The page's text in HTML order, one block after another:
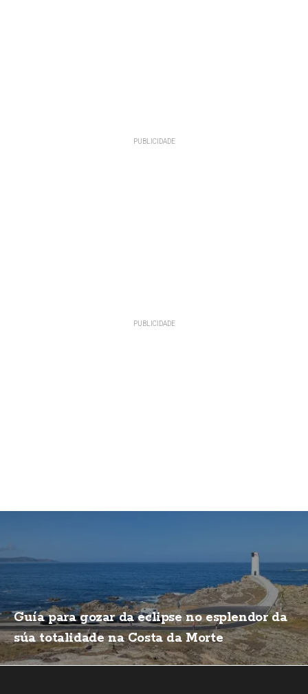
Guía para gozar da eclipse no esplendor da
súa totalidade na Costa da Morte